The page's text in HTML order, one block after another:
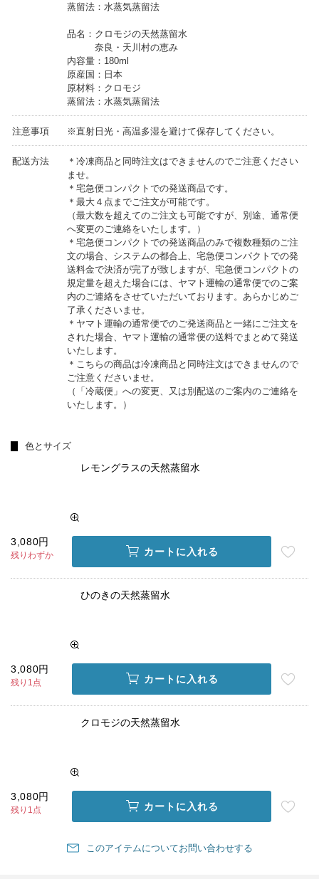
蒸留法：水蒸気蒸留法
品名：クロモジの天然蒸留水
奈良・天川村の恵み
内容量：180ml
原産国：日本
原材料：クロモジ
蒸留法：水蒸気蒸留法
注意事項 ※直射日光・高温多湿を避けて保存してください。
配送方法
＊冷凍商品と同時注文はできませんのでご注意ください
ませ。
＊宅急便コンパクトでの発送商品です。
＊最大４点までご注文が可能です。
（最大数を超えてのご注文も可能ですが、別途、通常便
へ変更のご連絡をいたします。）
＊宅急便コンパクトでの発送商品のみで複数種類のご注
文の場合、システムの都合上、宅急便コンパクトでの発
送料金で決済が完了が致しますが、宅急便コンパクトの
規定量を超えた場合には、ヤマト運輸の通常便でのご案
内のご連絡をさせていただいております。あらかじめご
了承くださいませ。
＊ヤマト運輸の通常便でのご発送商品と一緒にご注文を
された場合、ヤマト運輸の通常便の送料でまとめて発送
いたします。
＊こちらの商品は冷凍商品と同時注文はできませんので
ご注意くださいませ。
（「冷蔵便」への変更、又は別配送のご案内のご連絡を
いたします。）
色とサイズ
レモングラスの天然蒸留水
3,080円
残りわずか カートに入れる
ひのきの天然蒸留水
3,080円
残り1点 カートに入れる
クロモジの天然蒸留水
3,080円
残り1点 カートに入れる
このアイテムについてお問い合わせする